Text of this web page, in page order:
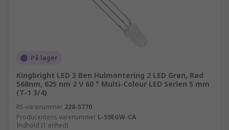
På lager
Kingbright LED 3 Ben Hulmontering 2 LED Grøn, Rød
568nm, 625 nm 2 V 60 ° Multi-Colour LED Serien 5 mm
(T-1 3/4)
RS-varenummer 228-5770
Producentens varenummer L-59EGW-CA
Indhold (1 enhed)